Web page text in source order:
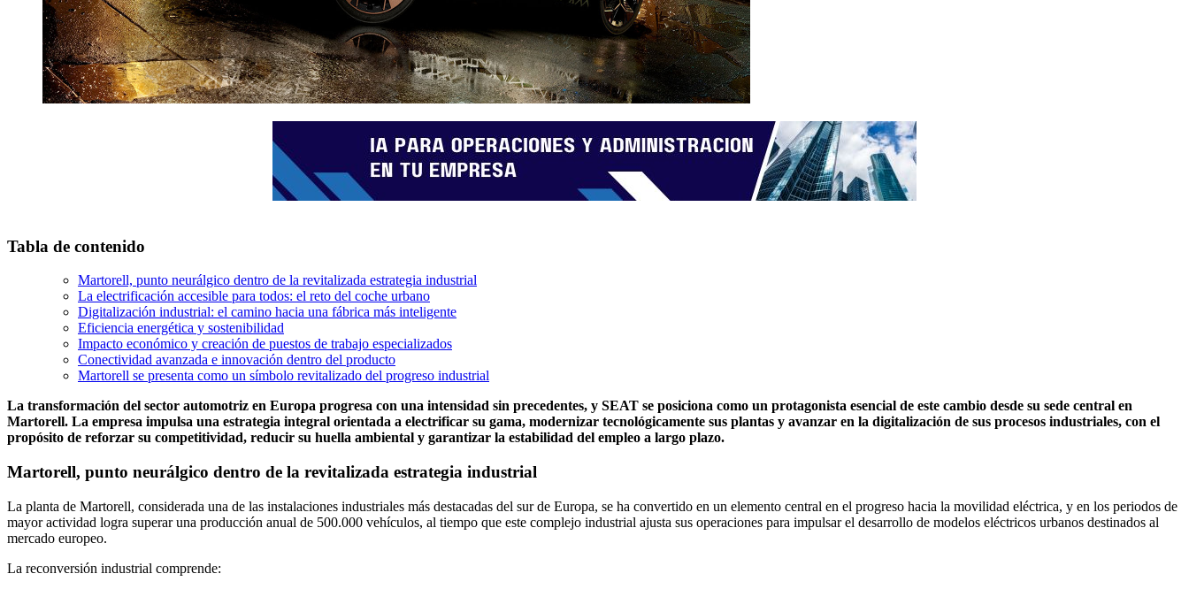
Tabla de contenido
Martorell, punto neurálgico dentro de la revitalizada estrategia industrial
La electrificación accesible para todos: el reto del coche urbano
Digitalización industrial: el camino hacia una fábrica más inteligente
Eficiencia energética y sostenibilidad
Impacto económico y creación de puestos de trabajo especializados
Conectividad avanzada e innovación dentro del producto
Martorell se presenta como un símbolo revitalizado del progreso industrial
La transformación del sector automotriz en Europa progresa con una intensidad sin precedentes, y SEAT se posiciona como un protagonista esencial de este cambio desde su sede central en
Martorell. La empresa impulsa una estrategia integral orientada a electrificar su gama, modernizar tecnológicamente sus plantas y avanzar en la digitalización de sus procesos industriales, con el
propósito de reforzar su competitividad, reducir su huella ambiental y garantizar la estabilidad del empleo a largo plazo.
Martorell, punto neurálgico dentro de la revitalizada estrategia industrial
La planta de Martorell, considerada una de las instalaciones industriales más destacadas del sur de Europa, se ha convertido en un elemento central en el progreso hacia la movilidad eléctrica, y en los periodos de
mayor actividad logra superar una producción anual de 500.000 vehículos, al tiempo que este complejo industrial ajusta sus operaciones para impulsar el desarrollo de modelos eléctricos urbanos destinados al
mercado europeo.
La reconversión industrial comprende: